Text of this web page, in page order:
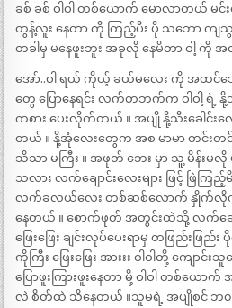
ခစ် ခစ် ဝါဝါ တစ်ယောက် မောလာတယ် မင်
တွန့်လူး နေတာ ကို ကြည့်ပီး ပို သဘော ကျသွ
တခါမှ မနေဖူးဘူး အခုလို နေမိတာ ဝါ့ ကို အ
အော်..ဝါ ရယ် ကိုယ့် ခယ်မလေး ကို အထင်သေ
တွေ ပြောနေရင်း လက်တဘက်က ဝါဝါ့ ရဲ့ နို့
ကစား ပေးလိုက်တယ် ။ အပျို နို့သီးခေါင်းလ
တယ် ။ နို့အုံလေးတွေက အစ မာမာ တင်းတင်
သိသာ မကြီး ။ အဖုတ် ဘေး မှာ သူ့ မိန်းမ
သလား လက်ချောင်းလေးများ ဖြင့် ဖြဲက
လက်ခလယ်လေး တစ်ဆစ်လောက် နှိုက်လိုက်တ
နေတယ် ။ စောက်ဖုတ် အတွင်းထဲသို့ လက်ချေ
ဖြေးဖြေး ချင်းလုပ်ပေးရာမှ တဖြည်းဖြည်
ကိုကြီး ဖြေးဖြေး အားးး ဝါဝါတို့ ကျောင်
ပြောဖူးကြားဖူးနေတာ မို့ ဝါဝါ တစ်ယေ
လဲ စိတ်ထဲ သိနေတယ် ။သူမရဲ့ အပျိုစင် ဘ